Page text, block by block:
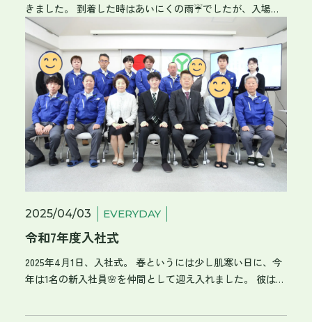
きました。 到着した時はあいにくの雨☔でしたが、入場ゲ
ートを通過すると雨もすっかり上がり、万博日和になりま
した。 いざ、入場！まずは「ミャクミャク」の前にて、ノ
セヨポーズでみんなでパシャリ！！📸 万博のシンボルであ
る「大屋根リング」に一同圧倒！！ 伝統的な技術と美しさ
に感動しました。 雷注意報が出ていてリングに登れなかっ
たのが残念でした(>_<) 昼食後、「シグネチャーパビリオ
ン 河森正治「いのちめぐる冒険」超時空シアター」を体
験。 映像と音響が素晴らしく、まるで異次元空間にいるか
のような体験でした。 次に、「TECH WORLD（テックワー
ルド）」へ。 台湾の自然や文化、そして最先端テクノロジ
ーを感じられる空間でした。 パビリオンの中には、プロジ
ェクションマッピングやAIによるアート展示、体験型の演出
などが詰め込まれていました。 体験したパビリオン以外に
もたくさんのパビリオンがありました！ １日ではまわりき
れなかったので、ぜひリベンジしたいと思います。
2025/04/03 EVERYDAY
令和7年度入社式
2025年4月1日、入社式。 春というには少し肌寒い日に、今
年は1名の新入社員🌸を仲間として迎え入れました。 彼は工
ーンシップの際に彼が作ったパワーポイント資料が素敵だ